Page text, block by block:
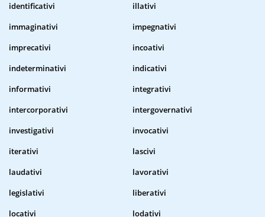
identificativi
illativi
immaginativi
impegnativi
imprecativi
incoativi
indeterminativi
indicativi
informativi
integrativi
intercorporativi
intergovernativi
investigativi
invocativi
iterativi
lascivi
laudativi
lavorativi
legislativi
liberativi
locativi
lodativi